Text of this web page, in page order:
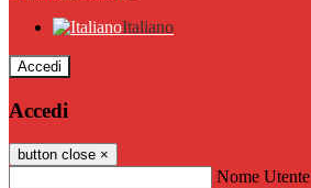
Italiano
Accedi
Accedi
button close ×
Nome Utente